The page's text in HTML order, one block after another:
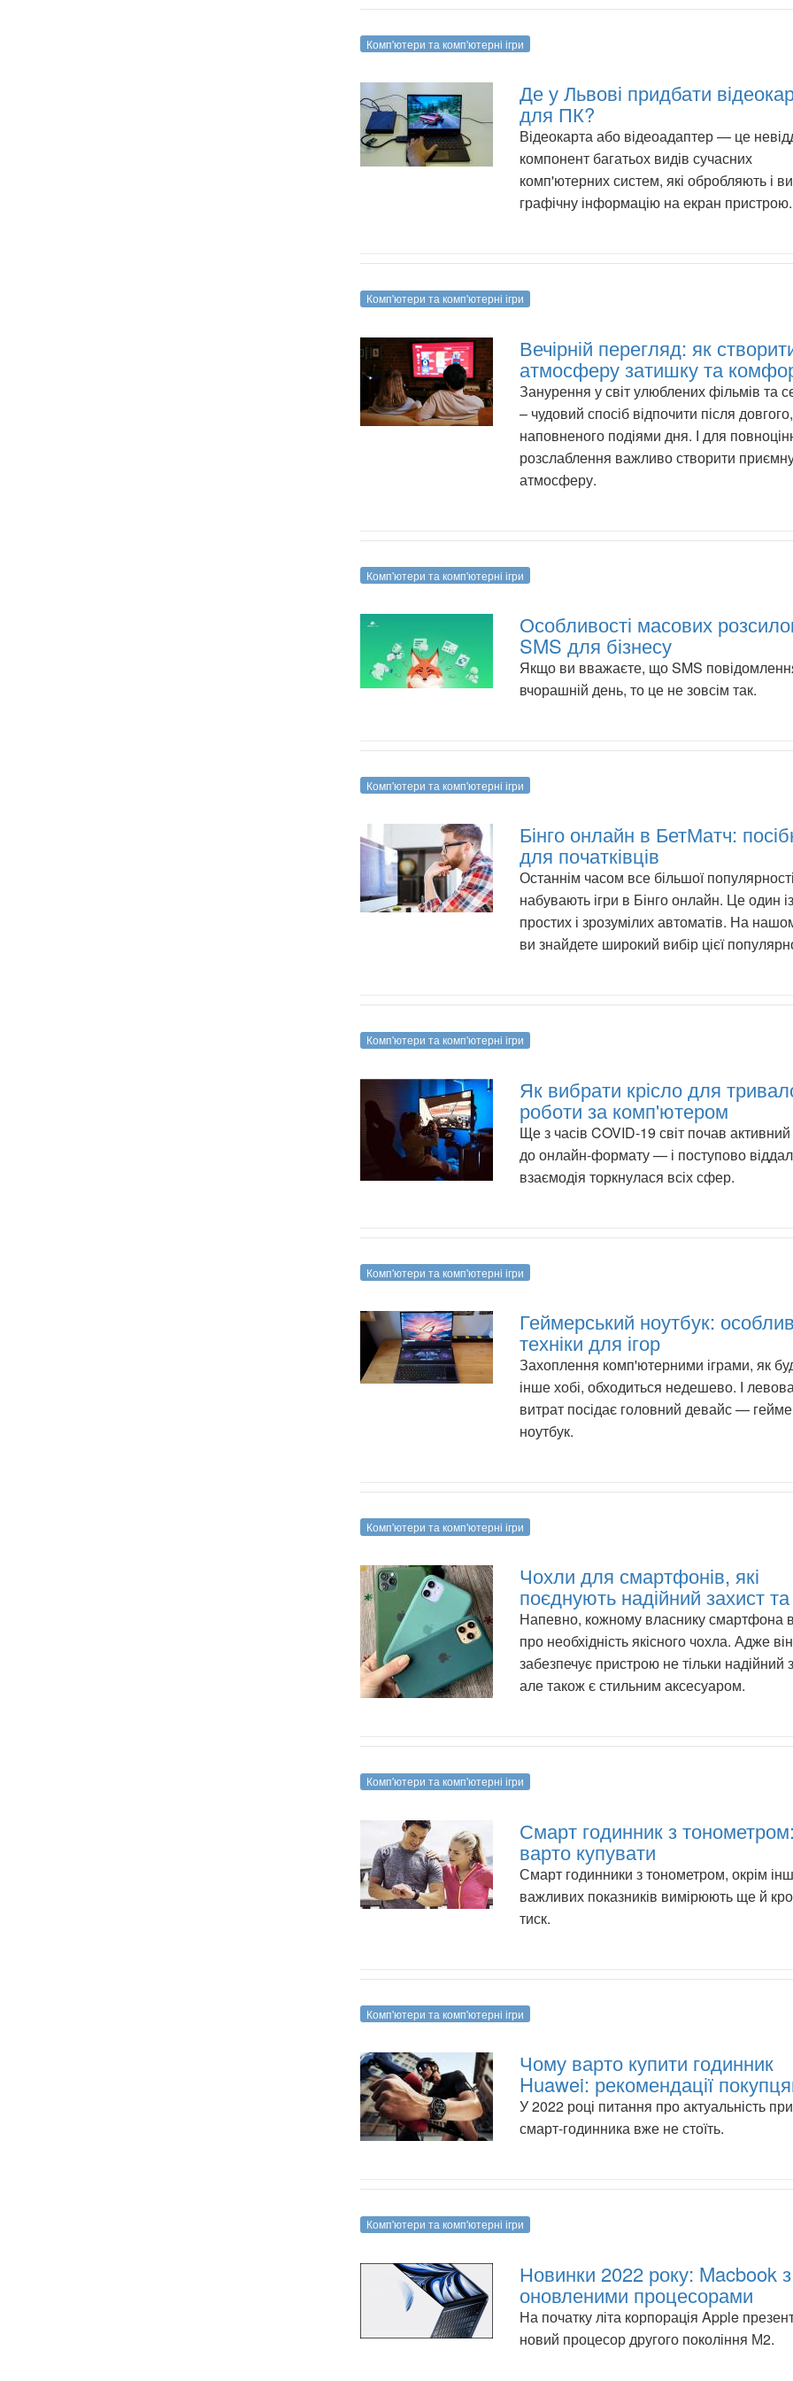
Комп'ютери та комп'ютерні ігри
Де у Львові придбати
для ПК?
Відеокарта або відеоадаптер — це
компонент багатьох видів сучасних
комп'ютерних систем, які обробляють і
графічну інформацію на екран пристрою.
Комп'ютери та комп'ютерні ігри
Вечірній перегляд: як
атмосферу затишку та
Занурення у світ улюблених фільмів та
– чудовий спосіб відпочити після довгого,
наповненого подіями дня. І для
розслаблення важливо створити
атмосферу.
Комп'ютери та комп'ютерні ігри
Особливості масових
SMS для бізнесу
Якщо ви вважаєте, що SMS
вчорашній день, то це не зовсім так.
Комп'ютери та комп'ютерні ігри
Бінго онлайн в БетМатч:
для початківців
Останнім часом все більшої популярності
набувають ігри в Бінго онлайн. Це один із
простих і зрозумілих автоматів. На
ви знайдете широкий вибір цієї
Комп'ютери та комп'ютерні ігри
Як вибрати крісло для
роботи за комп'ютером
Ще з часів COVID-19 світ почав
до онлайн-формату — і поступово
взаємодія торкнулася всіх сфер.
Комп'ютери та комп'ютерні ігри
Геймерський ноутбук:
техніки для ігор
Захоплення комп'ютерними іграми, як
інше хобі, обходиться недешево. І
витрат посідає головний девайс —
ноутбук.
Комп'ютери та комп'ютерні ігри
Чохли для смартфонів, які
поєднують надійний захист
Напевно, кожному власнику смартфона
про необхідність якісного чохла. Адже він
забезпечує пристрою не тільки надійний
але також є стильним аксесуаром.
Комп'ютери та комп'ютерні ігри
Смарт годинник з
варто купувати
Смарт годинники з тонометром, окрім
важливих показників вимірюють ще й
тиск.
Комп'ютери та комп'ютерні ігри
Чому варто купити годинник
Huawei: рекомендації
У 2022 році питання про актуальність
смарт-годинника вже не стоїть.
Комп'ютери та комп'ютерні ігри
Новинки 2022 року: Macbook з
оновленими процесорами
На початку літа корпорація Apple
новий процесор другого покоління М2.